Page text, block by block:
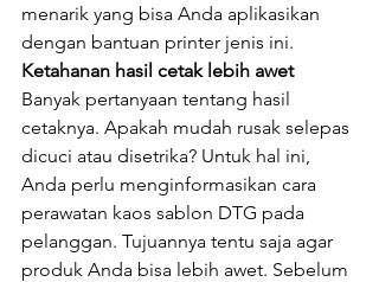
menarik yang bisa Anda aplikasikan
dengan bantuan printer jenis ini.
Ketahanan hasil cetak lebih awet
Banyak pertanyaan tentang hasil
cetaknya. Apakah mudah rusak selepas
dicuci atau disetrika? Untuk hal ini,
Anda perlu menginformasikan cara
perawatan kaos sablon DTG pada
pelanggan. Tujuannya tentu saja agar
produk Anda bisa lebih awet. Sebelum